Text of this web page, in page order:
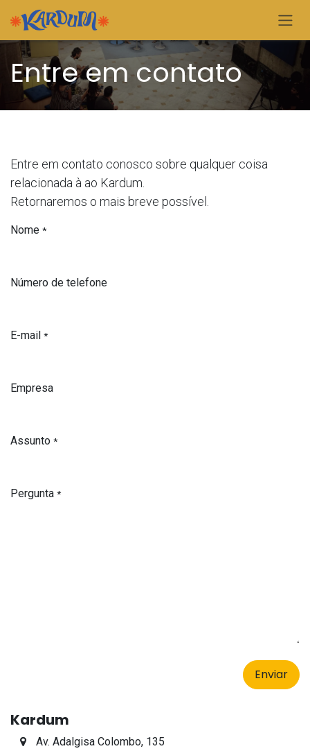
Pular para o conteúdo
Entre em contato
Entre em contato conosco sobre qualquer coisa
relacionada à ao Kardum.
Retornaremos o mais breve possível.
Nome *
Número de telefone
E-mail *
Empresa
Assunto *
Pergunta *
Enviar
Kardum
Av. Adalgisa Colombo, 135